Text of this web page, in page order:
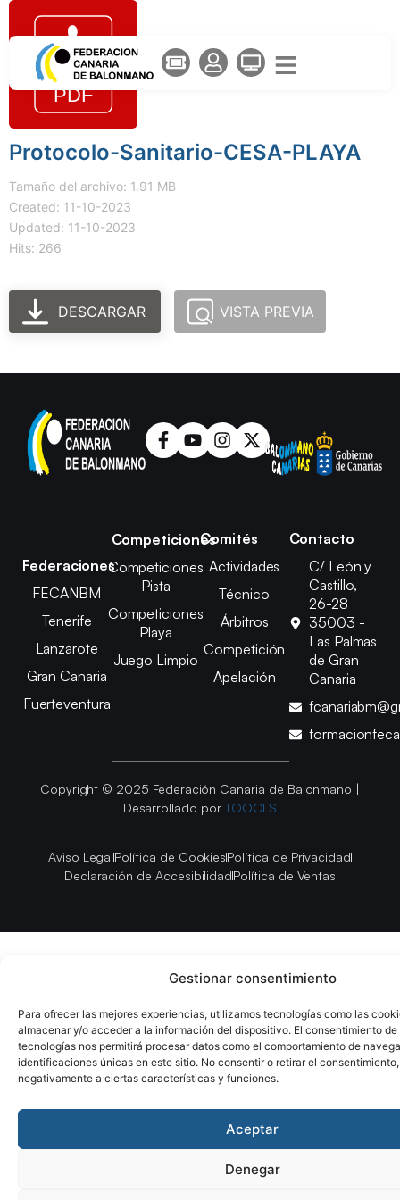
Gestionar consentimiento
Para ofrecer las mejores experiencias, utilizamos tecnologías como las
almacenar y/o acceder a la información del dispositivo. El consentimiento de
tecnologías nos permitirá procesar datos como el comportamiento de
identificaciones únicas en este sitio. No consentir o retirar el
negativamente a ciertas características y funciones.
Aceptar
Denegar
Protocolo-Sanitario-CESA-PLAYA
Tamaño del archivo: 1.91 MB
Created: 11-10-2023
Updated: 11-10-2023
Hits: 266
DESCARGAR VISTA PREVIA
Federaciones
FECANBM
Tenerife
Lanzarote
Gran Canaria
Fuerteventura
Competiciones
Competiciones
Pista
Competiciones
Playa
Juego Limpio
Comités
Actividades
Técnico
Árbitros
Competición
Apelación
Contacto
C/ León y
Castillo,
26-28
35003 -
Las Palmas
de Gran
Canaria
Copyright © 2025 Federación Canaria de Balonmano |
Desarrollado por TOOOLS
Aviso LegalPolítica de CookiesPolítica de Privacidad
Declaración de AccesibilidadPolítica de Ventas